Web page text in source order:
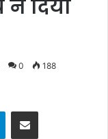
ने दिया
0 188
TelegramShare via Email